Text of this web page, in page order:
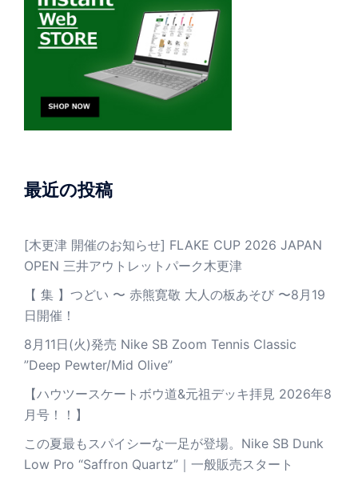
最近の投稿
[木更津 開催のお知らせ] FLAKE CUP 2026 JAPAN
OPEN 三井アウトレットパーク木更津
【 集 】つどい 〜 赤熊寛敬 大人の板あそび 〜8月19
日開催！
8月11日(火)発売 Nike SB Zoom Tennis Classic
”Deep Pewter/Mid Olive”
【ハウツースケートボウ道&元祖デッキ拝見 2026年8
月号！！】
この夏最もスパイシーな一足が登場。Nike SB Dunk
Low Pro “Saffron Quartz”｜一般販売スタート